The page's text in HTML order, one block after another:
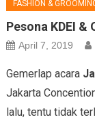
FASHION &
Pesona KDEI &
April 7, 2019
Gemerlap acara
Jakarta
lalu, tentu tidak